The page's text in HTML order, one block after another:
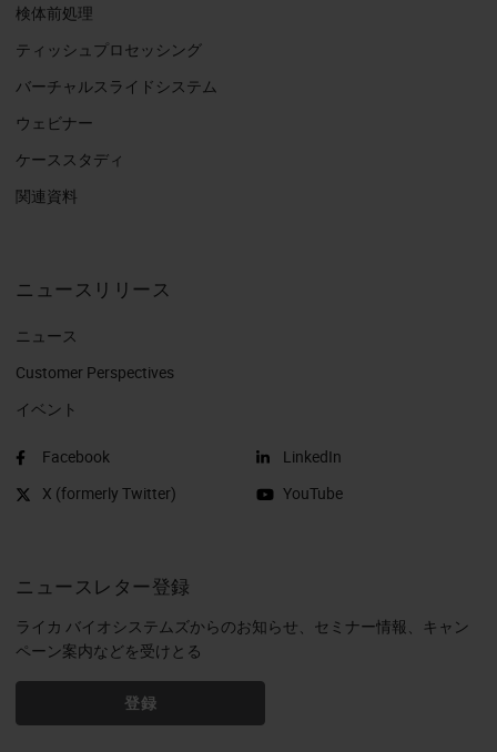
検体前処理
ティッシュプロセッシング
バーチャルスライドシステム
ウェビナー
ケーススタディ
関連資料
ニュースリリース
ニュース
Customer Perspectives​
イベント
Facebook
X (formerly Twitter)
LinkedIn
YouTube
ニュースレター登録
ライカ バイオシステムズからのお知らせ、セミナー情報、キャン
ペーン案内などを受けとる
登録